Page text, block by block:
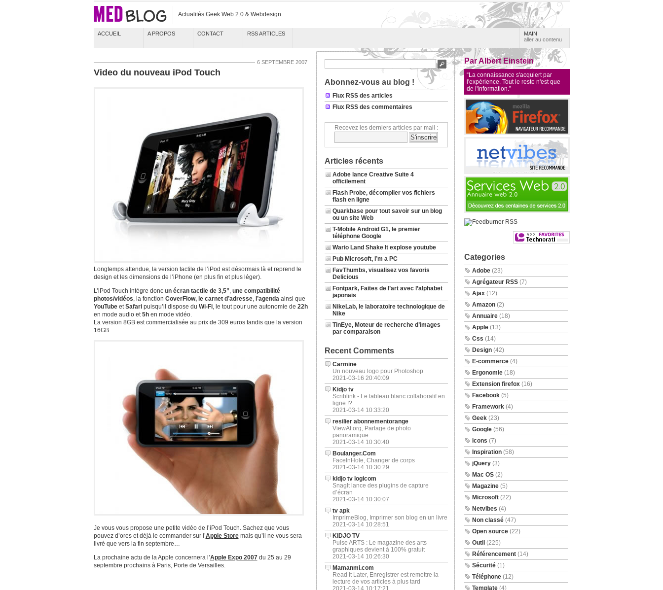
Actualités Geek Web 2.0 & Webdesign
ACCUEIL A PROPOS CONTACT RSS ARTICLES
MAIN
aller au contenu
6 SEPTEMBRE 2007
Video du nouveau iPod Touch
Longtemps attendue, la version tactile de l’iPod est désormais là et reprend le
design et les dimensions de l’iPhone (en plus fin et plus léger).
L’iPod Touch intègre donc un écran tactile de 3,5”, une compatibilité
photos/vidéos, la fonction CoverFlow, le carnet d’adresse, l’agendaainsi que
YouTubeetSafaripuisqu’il dispose du Wi-Fi, le tout pour une autonomie de 22h
en mode audio et5hen mode vidéo.
La version 8GB est commercialisée au prix de 309 euros tandis que la version
16GB
Je vous vous propose une petite vidéo de l’iPod Touch. Sachez que vous
pouvez d’ores et déjà le commander sur l’Apple Storemais qu’il ne vous sera
livré que vers la fin septembre…
La prochaine actu de la Apple concernera l’Apple Expo 2007du 25 au 29
septembre prochains à Paris, Porte de Versailles.
Abonnez-vous au blog !
Flux RSS des articles
Flux RSS des commentaires
Recevez les derniers articles par mail :
Articles récents
Adobe lance Creative Suite 4
officilement
Flash Probe, décompiler vos fichiers
flash en ligne
Quarkbase pour tout savoir sur un blog
ou un site Web
T-Mobile Android G1, le premier
téléphone Google
Wario Land Shake It explose youtube
Pub Microsoft, I’m a PC
FavThumbs, visualisez vos favoris
Delicious
Fontpark, Faites de l’art avec l’alphabet
japonais
NikeLab, le laboratoire technologique de
Nike
TinEye, Moteur de recherche d’images
par comparaison
Recent Comments
Carmine
Un nouveau logo pour Photoshop
2021-03-16 20:40:09
Kidjo tv
Scriblink - Le tableau blanc collaboratif en
ligne !?
2021-03-14 10:33:20
resilier abonnementorange
ViewAt.org, Partage de photo
panoramique
2021-03-14 10:30:40
Boulanger.Com
FaceInHole, Changer de corps
2021-03-14 10:30:29
kidjo tv logicom
SnagIt lance des plugins de capture
d’écran
2021-03-14 10:30:07
tv apk
ImprimeBlog, Imprimer son blog en un livre
2021-03-14 10:28:51
KIDJO TV
Pulse ARTS : Le magazine des arts
graphiques devient à 100% gratuit
2021-03-14 10:26:30
Mamanmi.com
Read It Later, Enregistrer est remettre la
lecture de vos articles à plus tard
2021-03-14 10:17:21
Par Albert Einstein
“La connaissance s'acquiert par
l'expérience. Tout le reste n'est que
de l'information.”
Categories
Adobe(23)
Agrégateur RSS(7)
Ajax(12)
Amazon(2)
Annuaire(18)
Apple(13)
Css (14)
Design(42)
E-commerce(4)
Ergonomie(18)
Extension firefox(16)
Facebook(5)
Framework(4)
Geek(23)
Google(56)
icons (7)
Inspiration(58)
jQuery(3)
Mac OS(2)
Magazine(5)
Microsoft(22)
Netvibes (4)
Non classé(47)
Open source(22)
Outil (225)
Référencement(14)
Sécurité(1)
Téléphone(12)
Template(4)